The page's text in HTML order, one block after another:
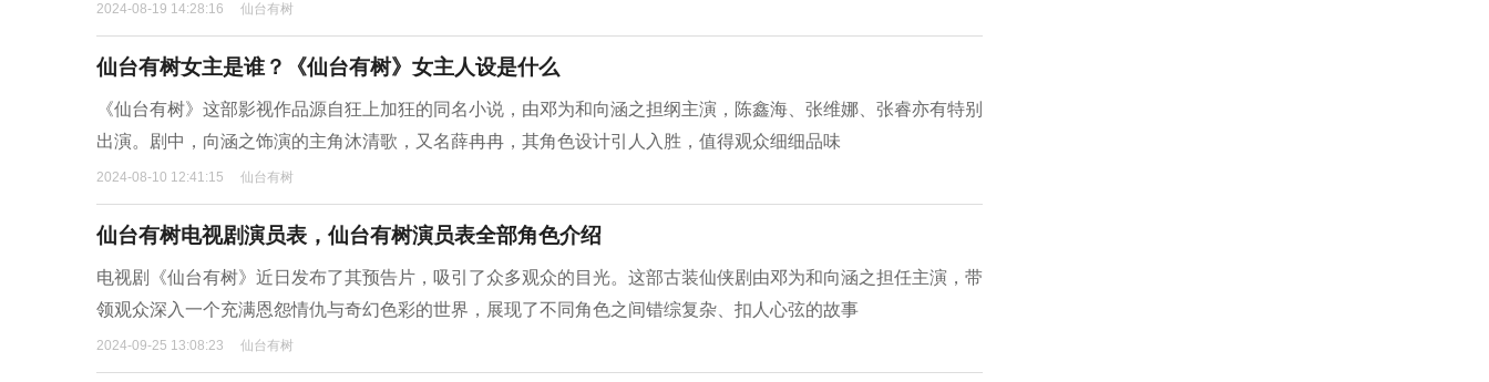
2024-08-19 14:28:16 仙台有树
仙台有树女主是谁？《仙台有树》女主人设是什么
《仙台有树》这部影视作品源自狂上加狂的同名小说，由邓为和向涵之担纲主演，陈鑫海、张维娜、张睿亦有特别
出演。剧中，向涵之饰演的主角沐清歌，又名薛冉冉，其角色设计引人入胜，值得观众细细品味
2024-08-10 12:41:15 仙台有树
仙台有树电视剧演员表，仙台有树演员表全部角色介绍
电视剧《仙台有树》近日发布了其预告片，吸引了众多观众的目光。这部古装仙侠剧由邓为和向涵之担任主演，带
领观众深入一个充满恩怨情仇与奇幻色彩的世界，展现了不同角色之间错综复杂、扣人心弦的故事
2024-09-25 13:08:23 仙台有树